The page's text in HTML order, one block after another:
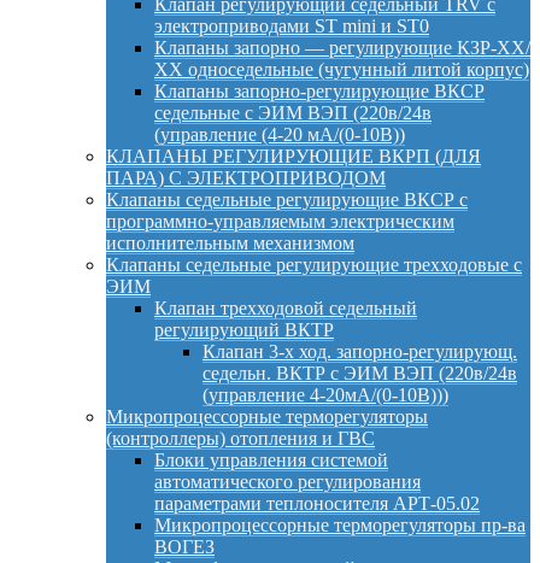
Клапан регулирующий седельный TRV с
электроприводами ST mini и ST0
Клапаны запорно — регулирующие КЗР-ХХ/
ХХ односедельные (чугунный литой корпус)
Клапаны запорно-регулирующие ВКСР
седельные с ЭИМ ВЭП (220в/24в
(управление (4-20 мА/(0-10В))
КЛАПАНЫ РЕГУЛИРУЮЩИЕ ВКРП (ДЛЯ
ПАРА) С ЭЛЕКТРОПРИВОДОМ
Клапаны седельные регулирующие ВКСР с
программно-управляемым электрическим
исполнительным механизмом
Клапаны седельные регулирующие трехходовые с
ЭИМ
Клапан трехходовой седельный
регулирующий ВКТР
Клапан 3-х ход. запорно-регулирующ.
седельн. ВКТР с ЭИМ ВЭП (220в/24в
(управление 4-20мА/(0-10В)))
Микропроцессорные терморегуляторы
(контроллеры) отопления и ГВС
Блоки управления системой
автоматического регулирования
параметрами теплоносителя АРТ-05.02
Микропроцессорные терморегуляторы пр-ва
ВОГЕЗ